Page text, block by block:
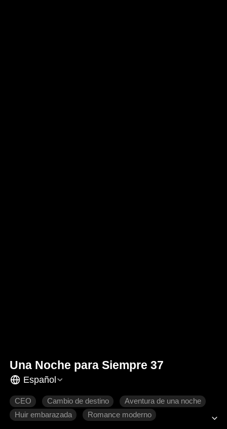
Una Noche para Siempre 37
Español
CEO Cambio de destino
Aventura de una noche
Huir embarazada
Romance moderno